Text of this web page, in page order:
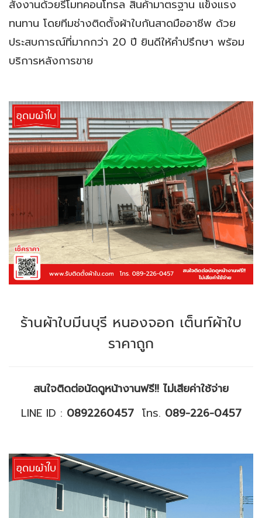
สั่งงานด้วยรีโมทคอนโทรล สินค้ามาตรฐาน แข็งแรง
ทนทาน โดยทีมช่างติดตั้งผ้าใบกันสาดมืออาชีพ ด้วย
ประสบการณ์ที่มากกว่า 20 ปี ยินดีให้คำปรึกษา พร้อม
บริการหลังการขาย
ร้านผ้าใบมีนบุรี หนองจอก เต็นท์ผ้าใบ
ราคาถูก
สนใจติดต่อนัดดูหน้างานฟรี!! ไม่เสียค่าใช้จ่าย
LINE ID : 0892260457โทร. 089-226-0457